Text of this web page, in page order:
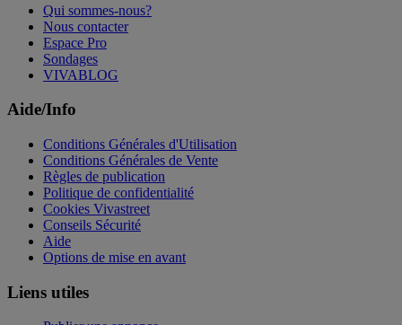
Qui sommes-nous?
Nous contacter
Espace Pro
Sondages
VIVABLOG
Aide/Info
Conditions Générales d'Utilisation
Conditions Générales de Vente
Règles de publication
Politique de confidentialité
Cookies Vivastreet
Conseils Sécurité
Aide
Options de mise en avant
Liens utiles